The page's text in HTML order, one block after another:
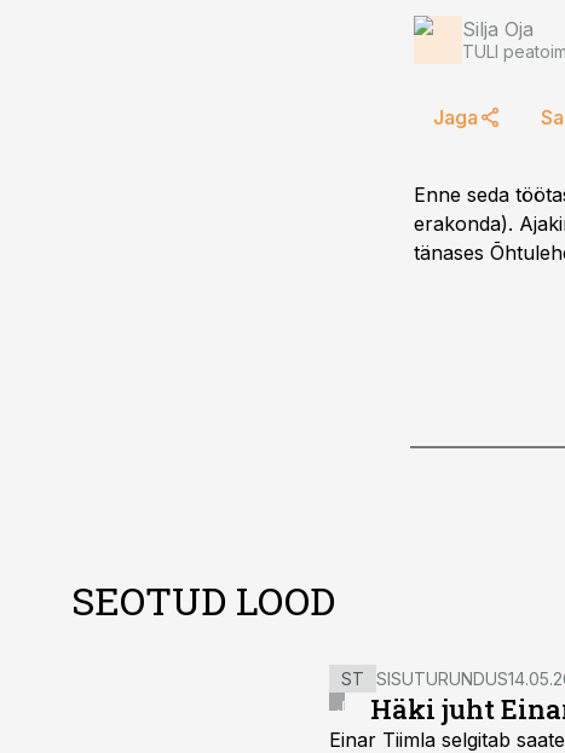
Silja Oja
TULI
Jaga
Enne seda
erakonda).
tänases
SEOTUD LOOD
ST SISUTURUNDUS
Häki juht
Einar Tiimla selgitab